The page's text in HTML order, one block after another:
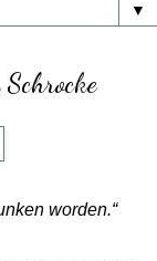
▼
worden.“